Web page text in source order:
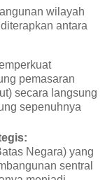
wilayah
antara
pemasaran
secara langsung
sepenuhnya
Negara) yang
sentral